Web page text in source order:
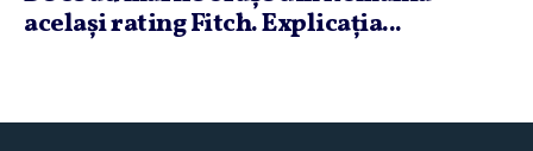
acelaşi rating Fitch. Explicaţia...